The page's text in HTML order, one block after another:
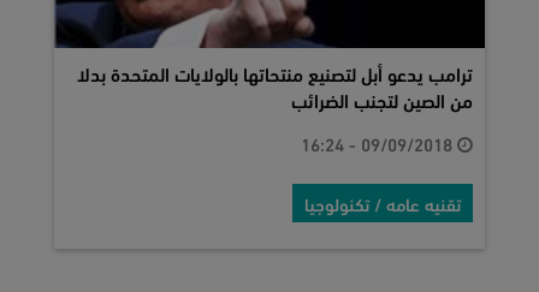
ترامب يدعو أبل لتصنيع منتحاتها بالولايات المتحدة بدلا
من الصين لتجنب الضرائب
تقنيه عامه / تكنولوجيا